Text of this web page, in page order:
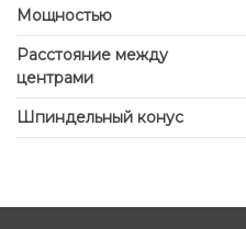
Мощностью
Расстояние между
центрами
Шпиндельный конус